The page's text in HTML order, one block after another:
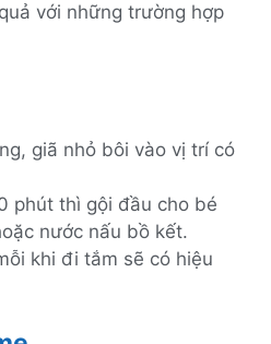
với những trường hợp
giã nhỏ bôi vào vị trí có
phút thì gội đầu cho bé
nước nấu bồ kết.
khi đi tắm sẽ có hiệu